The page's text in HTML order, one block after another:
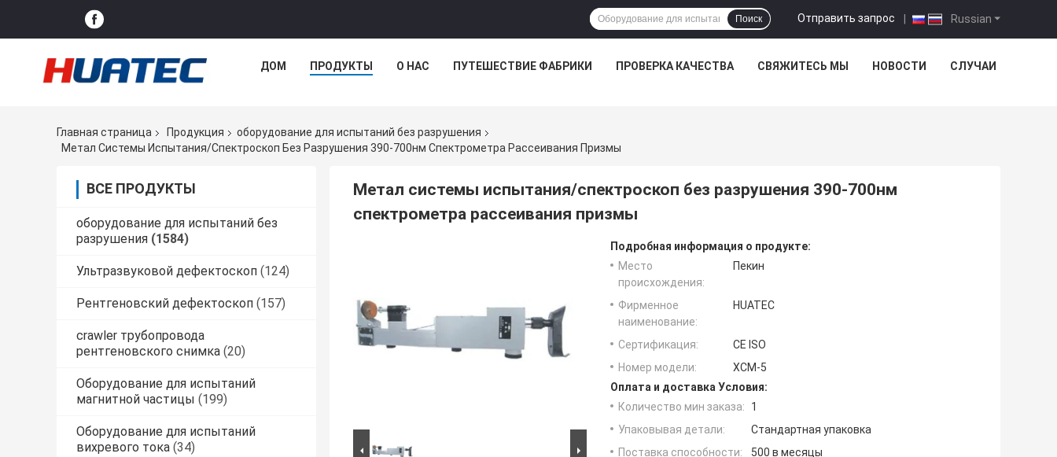
Russian
Отправить запрос |
Поиск
ДОМ ПРОДУКТЫ О НАС ПУТЕШЕСТВИЕ ФАБРИКИ ПРОВЕРКА КАЧЕСТВА СВЯЖИТЕСЬ МЫ НОВОСТИ СЛУЧАИ
Главная страница Продукция
оборудование для испытаний без разрушения
Метал Системы Испытания/спектроскоп Без Разрушения 390-700нм Спектрометра Рассеивания Призмы
ВСЕ ПРОДУКТЫ
оборудование для испытаний без
разрушения (1584)
Ультразвуковой дефектоскоп (124)
Рентгеновский дефектоскоп (157)
crawler трубопровода
рентгеновского снимка (20)
Оборудование для испытаний
магнитной частицы (199)
Оборудование для испытаний
вихревого тока (34)
Метал системы испытания/спектроскоп без разрушения 390-700нм
спектрометра рассеивания призмы
Подробная информация о продукте:
Место
происхождения:
Пекин
Фирменное
наименование:
HUATEC
Сертификация:
CE ISO
Номер модели:
ХСМ-5
Оплата и доставка Условия:
Количество мин заказа:
1
Упаковывая детали:
Стандартная упаковка
Поставка способности:
500 в месяцы